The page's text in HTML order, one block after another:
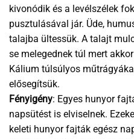
kivonódik és a levélszélek
pusztulásával jár. Üde,
talajba ültessük. A talajt
se melegednek túl mert
Kálium túlsúlyos
elősegítsük.
Fényigény: Egyes hunyor
napsütést is elviselnek.
keleti hunyor fajták egész